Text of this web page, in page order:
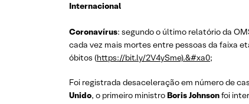
Internacional
Coronavírus: segundo o último relatório da
cada vez mais mortes entre pessoas da faixa
óbitos (https://bit.ly/2V4ySme).&#xa0;
Foi registrada desaceleração em número de
Unido, o primeiro ministro Boris Johnsonfoi